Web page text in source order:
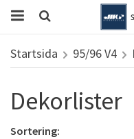
Startsida 95/96 V4
Dekorlister
Sortering: